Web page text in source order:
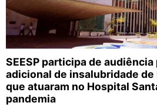
SEESP participa de
adicional de insalubridade
que atuaram no Hospital
pandemia